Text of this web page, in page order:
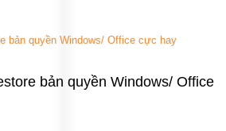
bản quyền Windows/ Office